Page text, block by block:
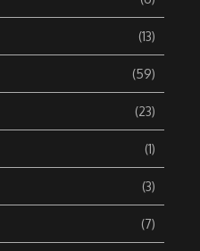
(13)
(59)
(23)
(1)
(3)
(7)